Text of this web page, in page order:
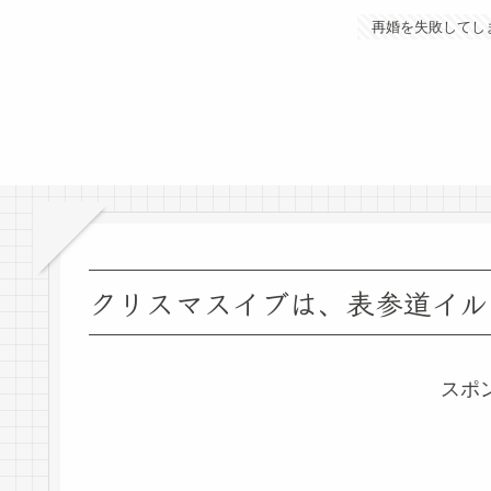
再婚を失敗してし
クリスマスイブは、表参道イ
スポ